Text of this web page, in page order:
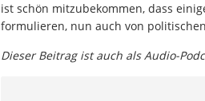
ist schön mitzubekommen, dass
formulieren, nun auch von
Dieser Beitrag ist auch als Audio-